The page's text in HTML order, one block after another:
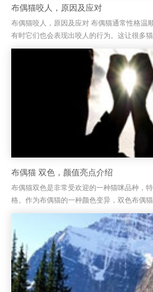
布偶猫咬人，原因及应对
布偶猫咬人，原因及应对 布偶猫通常性格温
有时它们也会表现出咬人的行为。这让很多
何处理。布偶猫咬人其实并非出于攻击性，
布偶猫 双色，颜值亮点介绍
布偶猫双色是非常受欢迎的一种猫咪品种，
格。作为布偶猫的一种颜色变异，双色布偶
呈现出独特的美丽。布偶猫的双色外观通常